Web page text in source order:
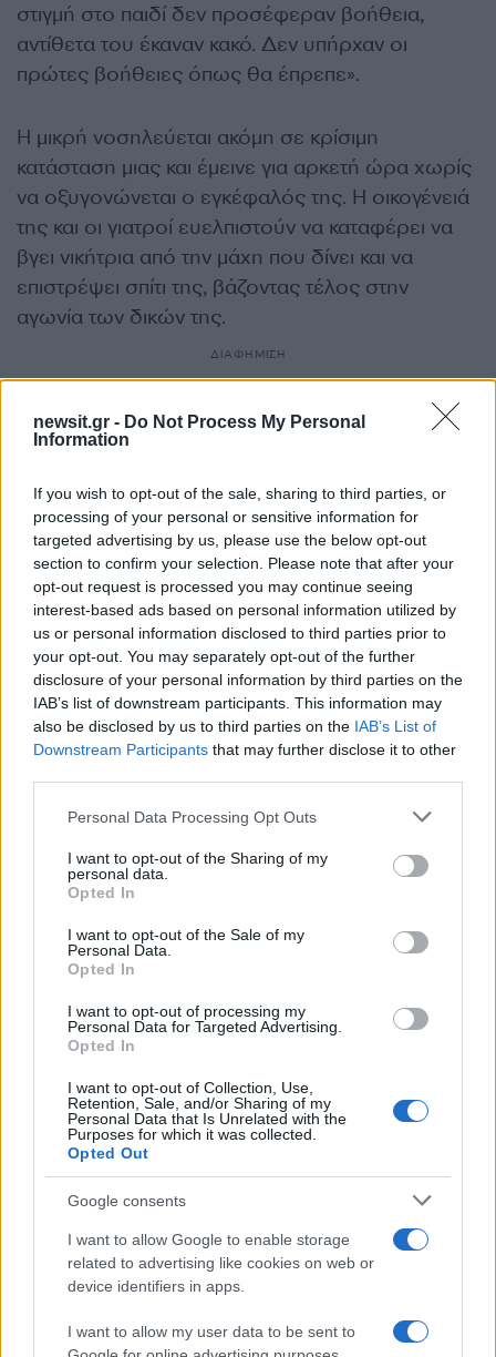
newsit.gr - Do Not Process My Personal
Information
If you wish to opt-out of the sale, sharing to third parties, or
processing of your personal or sensitive information for
targeted advertising by us, please use the below opt-out
section to confirm your selection. Please note that after your
opt-out request is processed you may continue seeing
interest-based ads based on personal information utilized by
us or personal information disclosed to third parties prior to
your opt-out. You may separately opt-out of the further
disclosure of your personal information by third parties on the
IAB’s list of downstream participants. This information may
also be disclosed by us to third parties on the IAB’s List of
Downstream Participants that may further disclose it to other
Please note that this website/app uses one or more Google
not limited to your visit or usage behaviour. You may click to
grant or deny consent to Google and its third-party tags to
use your data for below specified purposes in below Google
consent section.
Personal Data Processing Opt Outs
I want to opt-out of the Sharing of my
personal data.
Opted In
I want to opt-out of the Sale of my
Personal Data.
Opted In
I want to opt-out of processing my
Personal Data for Targeted Advertising.
Opted In
I want to opt-out of Collection, Use,
Retention, Sale, and/or Sharing of my
Personal Data that Is Unrelated with the
Purposes for which it was collected.
Opted Out
Google consents
I want to allow Google to enable storage
related to advertising like cookies on web or
device identifiers in apps.
I want to allow my user data to be sent to
στιγμή στο παιδί δεν προσέφεραν βοήθεια,
αντίθετα του έκαναν κακό. Δεν υπήρχαν οι
πρώτες βοήθειες όπως θα έπρεπε».
Η μικρή νοσηλεύεται ακόμη σε κρίσιμη
κατάσταση μιας και έμεινε για αρκετή ώρα χωρίς
να οξυγονώνεται ο εγκέφαλός της. Η οικογένειά
της και οι γιατροί ευελπιστούν να καταφέρει να
βγει νικήτρια από την μάχη που δίνει και να
επιστρέψει σπίτι της, βάζοντας τέλος στην
αγωνία των δικών της.
ΔΙΑΦΗΜΙΣΗ
Σχόλια
Σχολίασε εδώ
Αν τα χάσατε
Συγκλονιστικές εικόνες
από το σεισμό των 7,4
ρίχτερ στην Κολομβία -
νεκροί
Κίνδυνος για
εξέλιξη πυρκαγιάς
Πέμπτη